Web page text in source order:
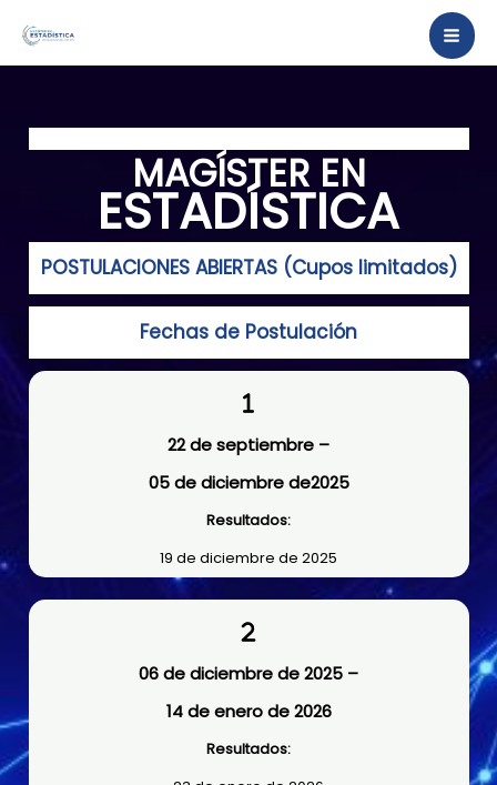
MAGÍSTER EN
ESTADÍSTICA
POSTULACIONES ABIERTAS (Cupos limitados)
Fechas de Postulación
22 de septiembre –
05 de diciembre de2025
Resultados:
19 de diciembre de 2025
06 de diciembre de 2025 –
14 de enero de 2026
Resultados: